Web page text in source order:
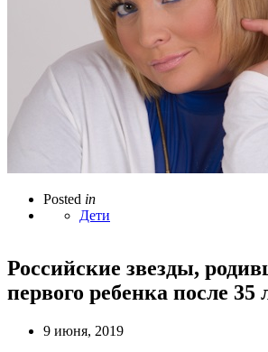
Posted in
Дети
Российские звезды,
первого ребенка после 35
9 июня, 2019